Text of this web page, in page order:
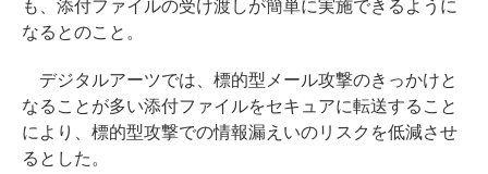
も、添付ファイルの受け渡しが簡単に実施できるように
なるとのこと。
デジタルアーツでは、標的型メール攻撃のきっかけと
なることが多い添付ファイルをセキュアに転送すること
により、標的型攻撃での情報漏えいのリスクを低減させ
るとした。